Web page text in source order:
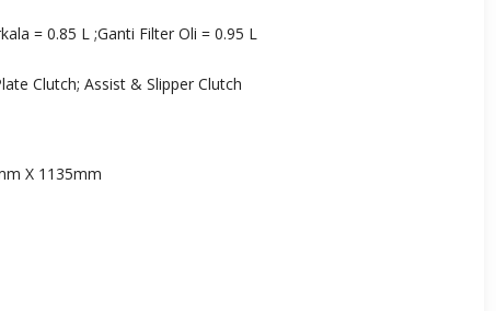
= 0.85 L ;Ganti Filter Oli = 0.95 L
Clutch; Assist & Slipper Clutch
X 1135mm